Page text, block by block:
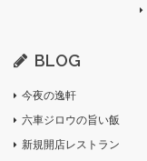
BLOG
今夜の逸軒
六車ジロウの旨い飯
新規開店レストラン